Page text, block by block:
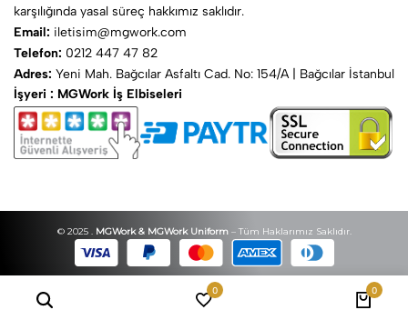
karşılığında yasal süreç hakkımız saklıdır.
Email: iletisim@mgwork.com
Telefon: 0212 447 47 82
Adres: Yeni Mah. Bağcılar Asfaltı Cad. No: 154/A | Bağcılar İstanbul
İşyeri : MGWork İş Elbiseleri
© 2025 . MGWork & MGWork Uniform– Tüm Haklarımız Saklıdır.
0 0